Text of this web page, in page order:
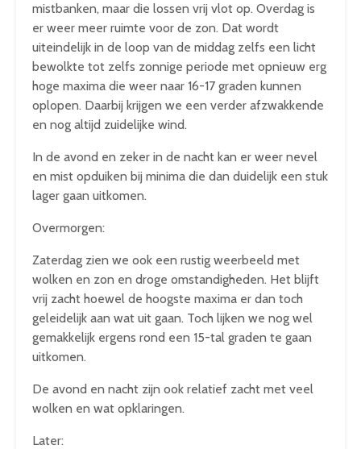
mistbanken, maar die lossen vrij vlot op. Overdag is
er weer meer ruimte voor de zon. Dat wordt
uiteindelijk in de loop van de middag zelfs een licht
bewolkte tot zelfs zonnige periode met opnieuw erg
hoge maxima die weer naar 16-17 graden kunnen
oplopen. Daarbij krijgen we een verder afzwakkende
en nog altijd zuidelijke wind.
In de avond en zeker in de nacht kan er weer nevel
en mist opduiken bij minima die dan duidelijk een stuk
lager gaan uitkomen.
Overmorgen:
Zaterdag zien we ook een rustig weerbeeld met
wolken en zon en droge omstandigheden. Het blijft
vrij zacht hoewel de hoogste maxima er dan toch
geleidelijk aan wat uit gaan. Toch lijken we nog wel
gemakkelijk ergens rond een 15-tal graden te gaan
uitkomen.
De avond en nacht zijn ook relatief zacht met veel
wolken en wat opklaringen.
Later: